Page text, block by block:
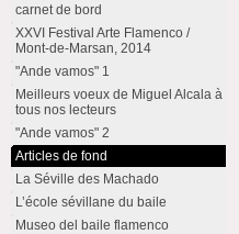
carnet de bord
XXVI Festival Arte Flamenco /
Mont-de-Marsan, 2014
"Ande vamos" 1
Meilleurs voeux de Miguel Alcala à
tous nos lecteurs
"Ande vamos" 2
Articles de fond
La Séville des Machado
L’école sévillane du baile
Museo del baile flamenco